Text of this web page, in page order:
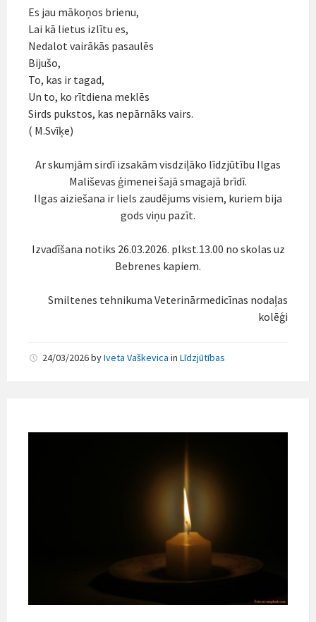
Es jau mākoņos brienu,
Lai kā lietus izlītu es,
Nedalot vairākās pasaulēs
Bijušo,
To, kas ir tagad,
Un to, ko rītdiena meklēs
Sirds pukstos, kas nepārnāks vairs.
( M.Svīķe)
Ar skumjām sirdī izsakām visdziļāko līdzjūtību Ilgas
Mališevas ģimenei šajā smagajā brīdī.
Ilgas aiziešana ir liels zaudējums visiem, kuriem bija
gods viņu pazīt.
Izvadīšana notiks 26.03.2026. plkst.13.00 no skolas uz
Bebrenes kapiem.
Smiltenes tehnikuma Veterinārmedicīnas nodaļas
kolēģi
24/03/2026byIveta Vaškevica in Līdzjūtības